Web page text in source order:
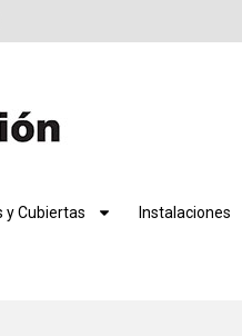
y Cubiertas Instalaciones